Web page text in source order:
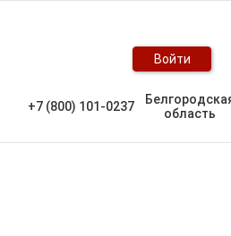
Войти
+7 (800) 101-0237
область